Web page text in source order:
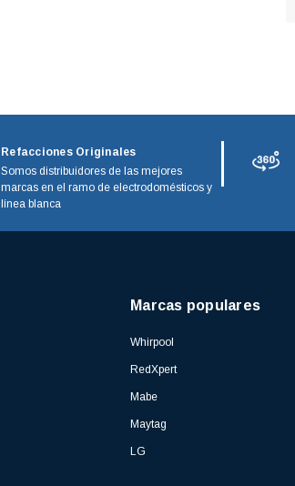
Refacciones Originales
Somos distribuidores de las mejores
marcas en el ramo de electrodomésticos y
línea blanca
Marcas populares
Whirpool
RedXpert
Mabe
Maytag
LG